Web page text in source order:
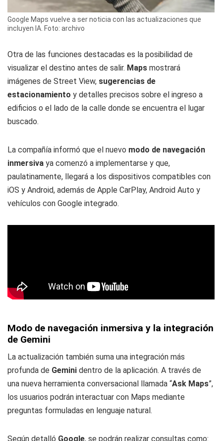
Google Maps vuelve a ser noticia con las actualizaciones que
incluyen IA. Foto: archivo
Otra de las funciones destacadas es la posibilidad de
visualizar el destino antes de salir. Maps mostrará
imágenes de Street View, sugerencias de
estacionamiento y detalles precisos sobre el ingreso a
edificios o el lado de la calle donde se encuentra el lugar
buscado.
La compañía informó que el nuevo modo de navegación
inmersiva ya comenzó a implementarse y que,
paulatinamente, llegará a los dispositivos compatibles con
iOS y Android, además de Apple CarPlay, Android Auto y
vehículos con Google integrado.
Modo de navegación inmersiva y la integración
de Gemini
La actualización también suma una integración más
profunda de Gemini dentro de la aplicación. A través de
una nueva herramienta conversacional llamada “Ask Maps”,
los usuarios podrán interactuar con Maps mediante
preguntas formuladas en lenguaje natural.
Según detalló Google, se podrán realizar consultas como: